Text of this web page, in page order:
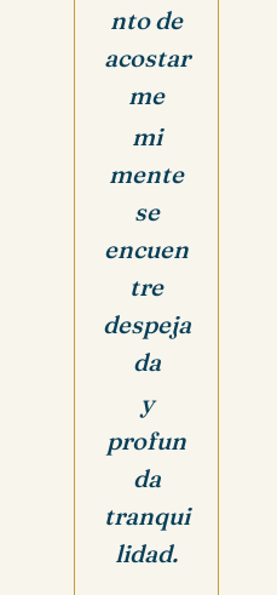
nto de
acostar
me
mi
mente
se
encuen
tre
despeja
da
y
profun
da
tranqui
lidad.